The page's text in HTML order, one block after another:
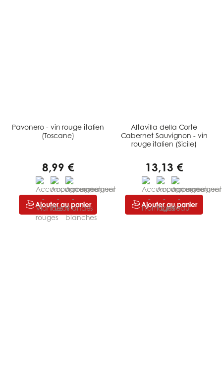
Pavonero - vin rouge italien
(Toscane)
8,99 €
Ajouter au panier
Altavilla della Corte
Cabernet Sauvignon - vin
rouge italien (Sicile)
13,13 €
Ajouter au panier